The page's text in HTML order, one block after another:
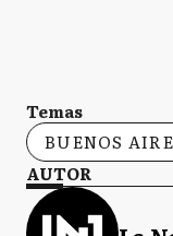
Temas
BUENOS
AUTOR